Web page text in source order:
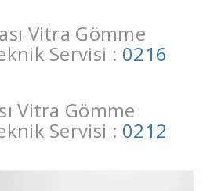
Vitra Gömme
Servisi : 0216
Vitra Gömme
Servisi : 0212